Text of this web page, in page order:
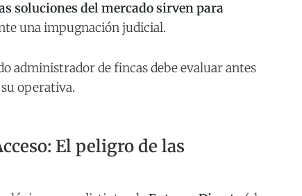
soluciones del mercado sirven para
una impugnación judicial.
administrador de fincas debe evaluar antes
operativa.
El peligro de las